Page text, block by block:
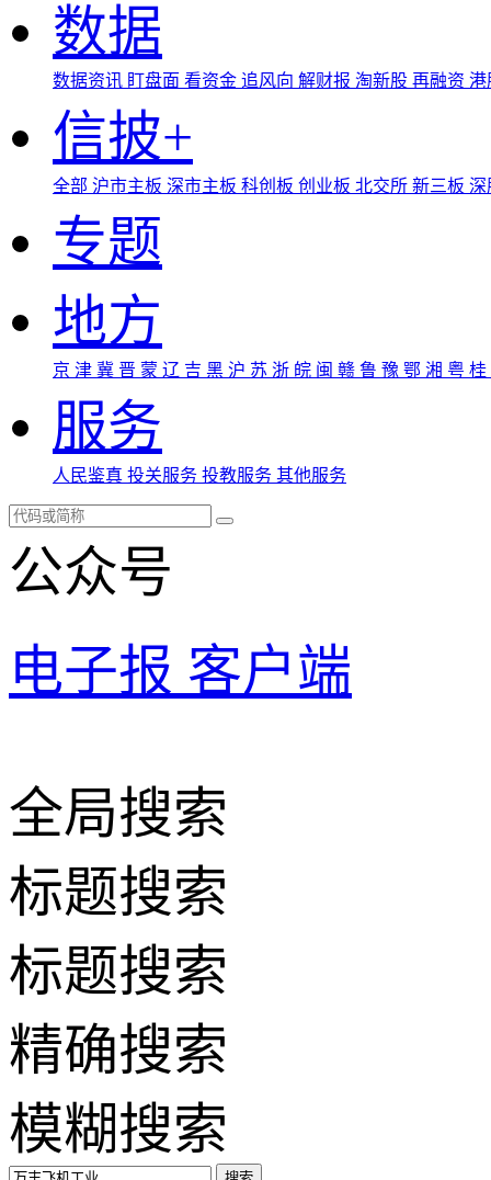
数据
数据资讯 盯盘面 看资金 追风向 解财报 淘新股 再融资
信披+
全部 沪市主板 深市主板 科创板 创业板 北交所 新三板
专题
地方
京 津 冀 晋 蒙 辽 吉 黑 沪 苏 浙 皖 闽 赣 鲁 豫 鄂 湘 粤 桂
服务
人民鉴真 投关服务 投教服务 其他服务
公众号
电子报 客户端
全局搜索
标题搜索
标题搜索
精确搜索
模糊搜索